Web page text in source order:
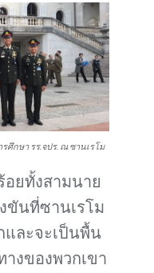
ศึกษา รร.จปร. ณ ซานเรโม
อยทั้งสามนาย
ขันที่ซานเรโม
ละจะเป็นพื้น
งของพวกเขา